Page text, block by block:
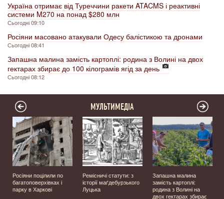
Україна отримає від Туреччини ракети ATACMS і реактивні
системи M270 на понад $280 млн
Сьогодні 09:10
Росіяни масовано атакували Одесу балістикою та дронами
Сьогодні 08:41
Запашна малина замість картоплі: родина з Волині на двох
гектарах збирає до 100 кілограмів ягід за день
Сьогодні 08:12
МУЛЬТИМЕДІА
Росіяни поцілили по
багатоповерхівках і
парку в Харкові
Ремісничі статути: з
історії маґдебурзького
Луцька
Запашна малина
замість картоплі:
родина з Волині на
двох гектарах збирає